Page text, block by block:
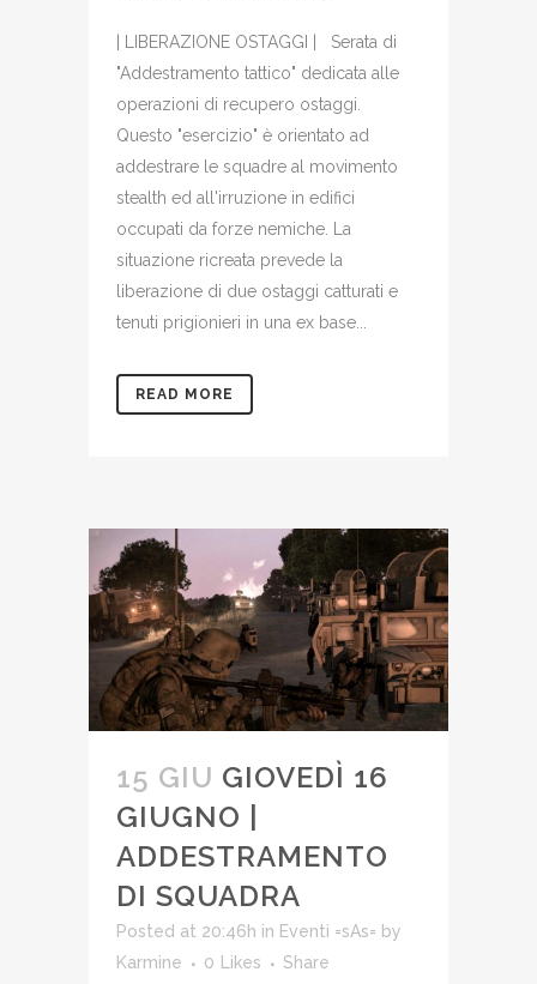
| LIBERAZIONE OSTAGGI | Serata di
"Addestramento tattico" dedicata alle
operazioni di recupero ostaggi.
Questo "esercizio" è orientato ad
addestrare le squadre al movimento
stealth ed all'irruzione in edifici
occupati da forze nemiche. La
situazione ricreata prevede la
liberazione di due ostaggi catturati e
tenuti prigionieri in una ex base...
READ MORE
15 GIU GIOVEDÌ 16
GIUGNO |
ADDESTRAMENTO
DI SQUADRA
Posted at 20:46h in Eventi =sAs= by
Karmine
0 Likes Share